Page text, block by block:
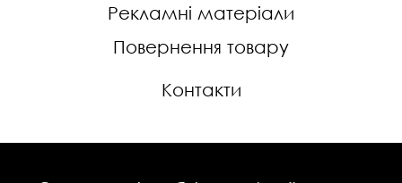
Рекламні матеріали
Повернення товару
Контакти